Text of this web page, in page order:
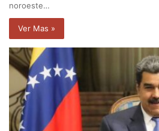
noroeste…
Ver Mas »